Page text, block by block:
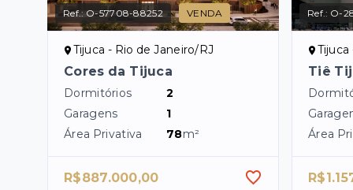
Ref.:O-57708-88252 VENDA
Tijuca - Rio de Janeiro/RJ
Cores da Tijuca
Dormitórios
2
Garagens
1
Área Privativa
78m²
R$887.000,00
Ref.: O-
Tijuca
Tiê
Área